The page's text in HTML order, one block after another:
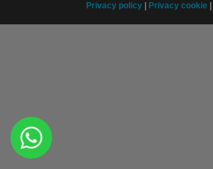
Privacy policy
Privacy cookie